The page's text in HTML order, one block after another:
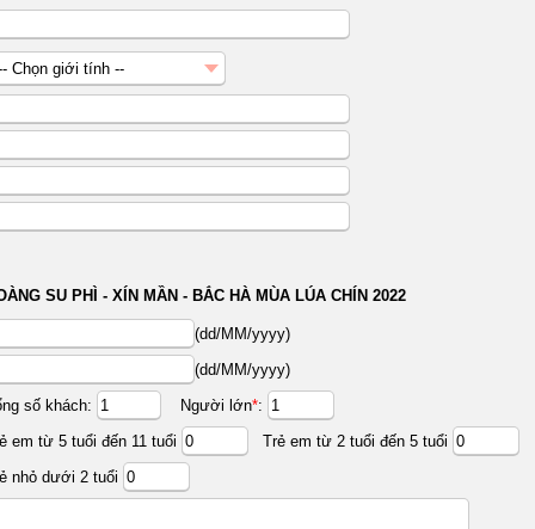
Chọn giới tính --
SU PHÌ - XÍN MẦN - BẮC HÀ MÙA LÚA CHÍN 2022
(dd/MM/yyyy)
(dd/MM/yyyy)
số khách:
Người lớn*:
em từ 5 tuổi đến 11 tuổi
Trẻ em từ 2 tuổi đến 5 tuổi
nhỏ dưới 2 tuổi